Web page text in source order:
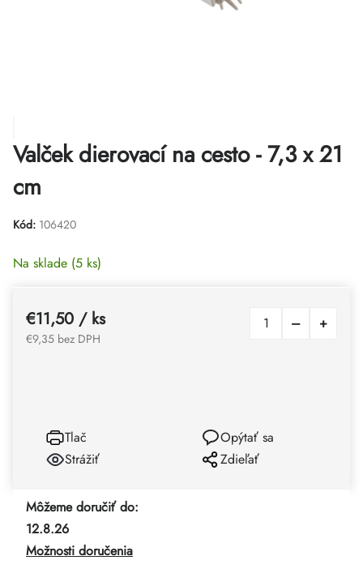
Valček dierovací na cesto - 7,3 x 21
cm
Kód: 106420
Na sklade (5 ks)
Môžeme doručiť do:
12.8.26
Možnosti doručenia
€11,50 / ks
€9,35 bez DPH
Tlač
Opýtať sa
Strážiť
Zdieľať